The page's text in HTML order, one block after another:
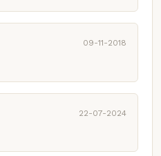
09-11-2018
22-07-2024